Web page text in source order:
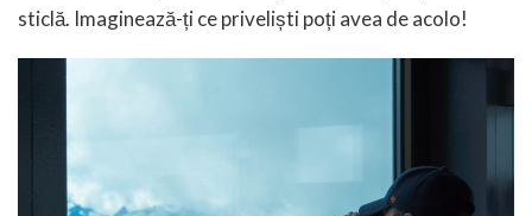
sticlă. Imaginează-ți ce priveliști poți avea de acolo!